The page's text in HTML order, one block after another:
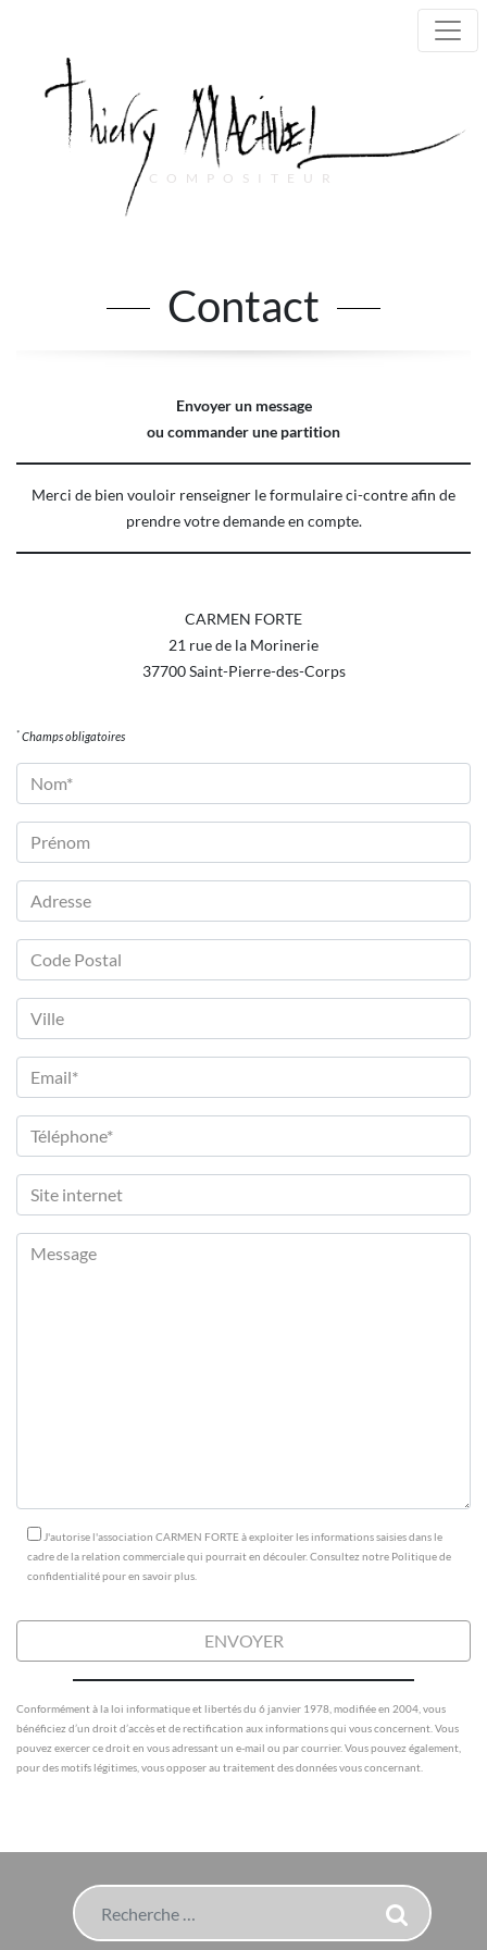
COMPOSITEUR
Main Navigation
Contact
Envoyer un message
ou commander une partition
Merci de bien vouloir renseigner le formulaire ci-contre afin de
prendre votre demande en compte.
CARMEN FORTE
21 rue de la Morinerie
37700 Saint-Pierre-des-Corps
* Champs obligatoires
J'autorise l'association CARMEN FORTE à exploiter les informations saisies dans le
cadre de la relation commerciale qui pourrait en découler. Consultez notre Politique de
confidentialité pour en savoir plus.
Conformément à la loi informatique et libertés du 6 janvier 1978, modifiée en 2004, vous
bénéficiez d’un droit d’accès et de rectification aux informations qui vous concernent. Vous
pouvez exercer ce droit en vous adressant un e-mail ou par courrier. Vous pouvez également,
pour des motifs légitimes, vous opposer au traitement des données vous concernant.
Rechercher